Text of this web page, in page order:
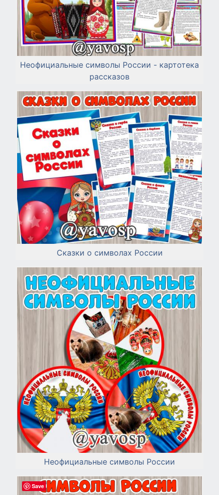
Неофициальные символы России - картотека
рассказов
Сказки о символах России
Неофициальные символы России
Save